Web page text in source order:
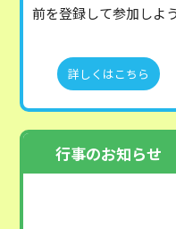
前を登録して参加しよう
詳しくはこちら
行事のお知らせ